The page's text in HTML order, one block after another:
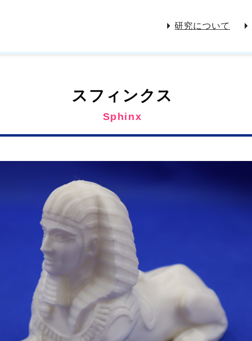
研究について
スフィンクス
Sphinx